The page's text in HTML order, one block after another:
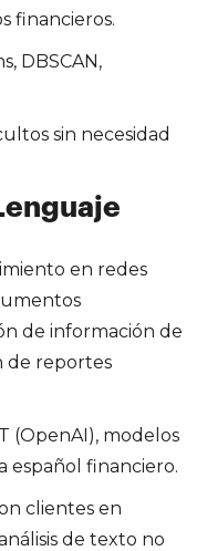
financieros.
DBSCAN,
sin necesidad
en redes
de información de
de reportes
(OpenAI), modelos
español financiero.
clientes en
de texto no